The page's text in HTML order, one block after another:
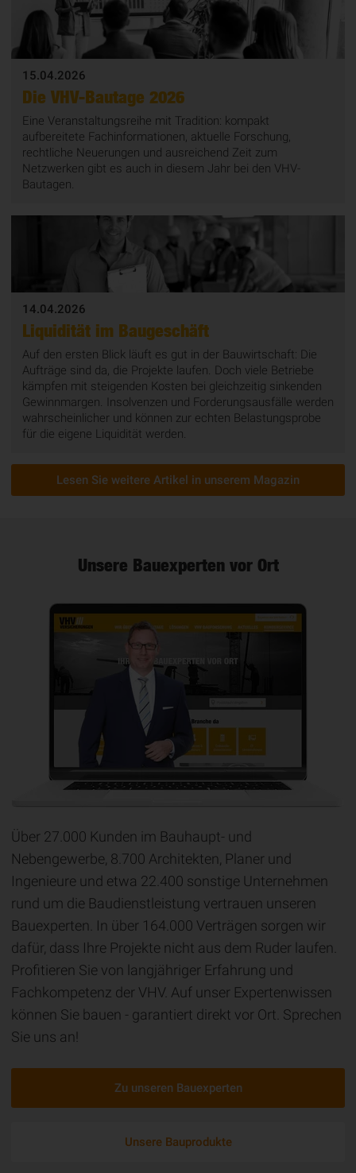
15.04.2026
Die VHV-Bautage 2026
Eine Veranstaltungsreihe mit Tradition: kompakt
aufbereitete Fachinformationen, aktuelle Forschung,
rechtliche Neuerungen und ausreichend Zeit zum
Netzwerken gibt es auch in diesem Jahr bei den VHV-
Bautagen.
14.04.2026
Liquidität im Baugeschäft
Auf den ersten Blick läuft es gut in der Bauwirtschaft: Die
Aufträge sind da, die Projekte laufen. Doch viele Betriebe
kämpfen mit steigenden Kosten bei gleichzeitig sinkenden
Gewinnmargen. Insolvenzen und Forderungsausfälle werden
wahrscheinlicher und können zur echten Belastungsprobe
für die eigene Liquidität werden.
Lesen Sie weitere Artikel in unserem Magazin
Unsere Bauexperten vor Ort
Über 27.000 Kunden im Bauhaupt- und
Nebengewerbe, 8.700 Architekten, Planer und
Ingenieure und etwa 22.400 sonstige Unternehmen
rund um die Baudienstleistung vertrauen unseren
Bauexperten. In über 164.000 Verträgen sorgen wir
dafür, dass Ihre Projekte nicht aus dem Ruder laufen.
Profitieren Sie von langjähriger Erfahrung und
Fachkompetenz der VHV. Auf unser Expertenwissen
können Sie bauen - garantiert direkt vor Ort. Sprechen
Sie uns an!
Zu unseren Bauexperten
Unsere Bauprodukte